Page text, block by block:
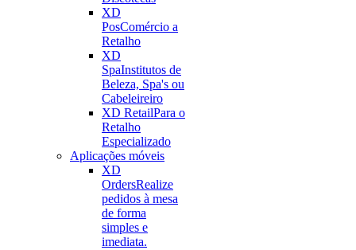
XD
PosComércio a
Retalho
XD
SpaInstitutos de
Beleza, Spa's ou
Cabeleireiro
XD RetailPara o
Retalho
Especializado
Aplicações móveis
XD
OrdersRealize
pedidos à mesa
de forma
simples e
imediata.